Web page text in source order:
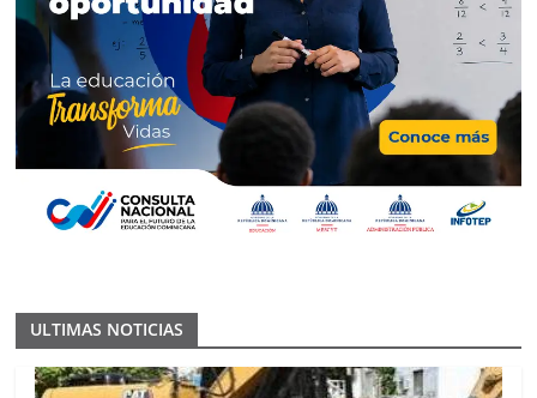
ULTIMAS NOTICIAS